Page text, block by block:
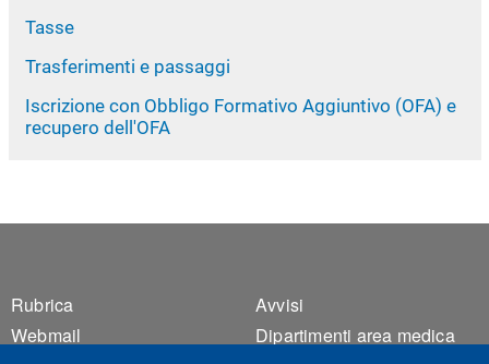
Tasse
Trasferimenti e passaggi
Iscrizione con Obbligo Formativo Aggiuntivo (OFA) e
recupero dell'OFA
Footer 1
Rubrica
Webmail
Footer 2
Avvisi
Dipartimenti area medica